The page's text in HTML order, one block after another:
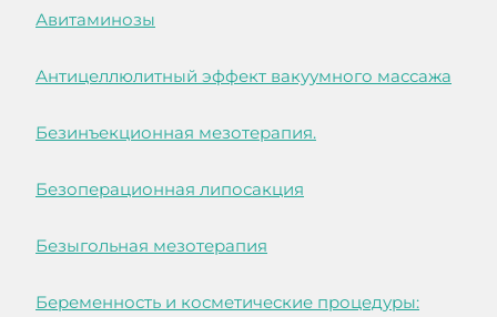
Авитаминозы
Антицеллюлитный эффект вакуумного массажа
Безинъекционная мезотерапия.
Безоперационная липосакция
Безыгольная мезотерапия
Беременность и косметические процедуры: